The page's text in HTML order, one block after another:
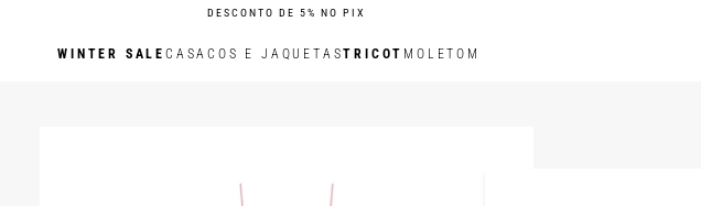
DESCONTO DE 5% NO PIX
WINTER SALE CASACOS E JAQUETASTRICOT MOLETOM